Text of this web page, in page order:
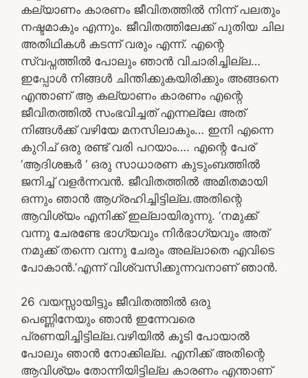
കല്യാണം കാരണം ജീവിതത്തിൽ നിന്ന് പലതും
നഷ്ടമാകും എന്നും. ജീവിതത്തിലേക്ക് പുതിയ ചില
അതിഥികൾ കടന്ന് വരും എന്ന്. എന്റെ
സ്വപ്നത്തിൽ പോലും ഞാൻ വിചാരിച്ചില്ല…
ഇപ്പോൾ നിങ്ങൾ ചിന്തിക്കുകയിരിക്കും അങ്ങനെ
എന്താണ് ആ കല്യാണം കാരണം എന്റെ
ജീവിതത്തിൽ സംഭവിച്ചത് എന്നല്ലേ അത്
നിങ്ങൾക്ക് വഴിയേ മനസിലാകും… ഇനി എന്നെ
കുറിച് ഒരു രണ്ട് വരി പറയാം…. എന്റെ പേര്
‘ആദിശങ്കർ ‘ ഒരു സാധാരണ കുടുംബത്തിൽ
ജനിച്ച് വളർന്നവൻ. ജീവിതത്തിൽ അമിതമായി
ഒന്നും ഞാൻ ആഗ്രഹിച്ചിട്ടില്ല.അതിന്റെ
ആവിശ്യം എനിക്ക് ഇല്ലായിരുന്നു. ‘നമുക്ക്
വന്നു ചേരണ്ടേ ഭാഗ്യവും നിർഭാഗ്യവും അത്
നമുക്ക് തന്നെ വന്നു ചേരും അല്ലാതെ എവിടെ
പോകാൻ.’എന്ന് വിശ്വസിക്കുന്നവനാണ് ഞാൻ.
26 വയസ്സായിട്ടും ജീവിതത്തിൽ ഒരു
പെണ്ണിനേയും ഞാൻ ഇന്നേവരെ
പ്രണയിച്ചിട്ടില്ല.വഴിയിൽ കൂടി പോയാൽ
പോലും ഞാൻ നോക്കില്ല. എനിക്ക് അതിന്റെ
ആവിശ്യം തോന്നിയിട്ടില്ല കാരണം എന്താണ്